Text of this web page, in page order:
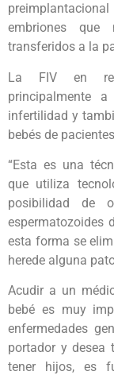
embriones
transferidos a la
La FIV en
principalmente
infertilidad y
bebés de
“Esta es una
que utiliza
posibilidad de
espermatozoides
esta forma se
herede alguna
Acudir a un
bebé es muy
enfermedades
portador y desea
tener hijos, es